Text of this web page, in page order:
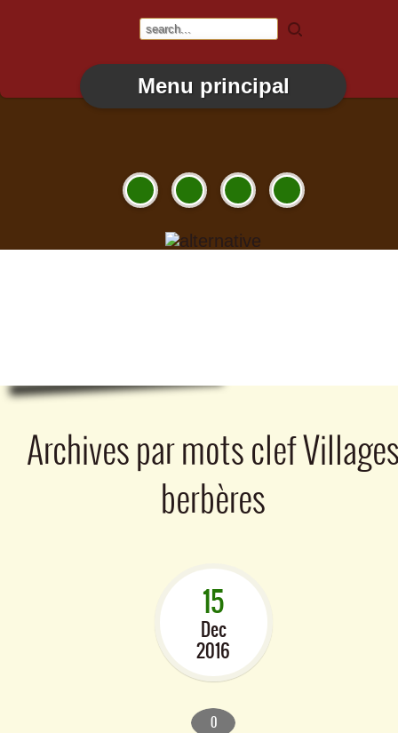
Menu principal
Archives par mots clef
berbères
15
Dec
2016
0